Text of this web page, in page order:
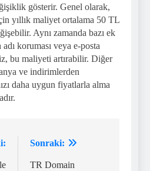
gösterir. Genel olarak,
yıllık maliyet ortalama 50 TL
Aynı zamanda bazı ek
koruması veya e-posta
bu maliyeti artırabilir. Diğer
ve indirimlerden
daha uygun fiyatlarla alma
Sonraki:
TR Domain